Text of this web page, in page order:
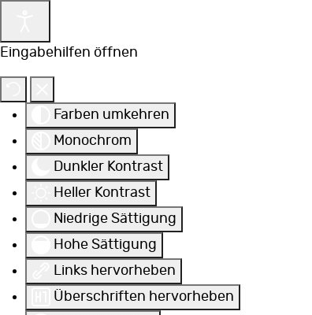
Eingabehilfen öffnen
Farben umkehren
Monochrom
Dunkler Kontrast
Heller Kontrast
Niedrige Sättigung
Hohe Sättigung
Links hervorheben
Überschriften hervorheben